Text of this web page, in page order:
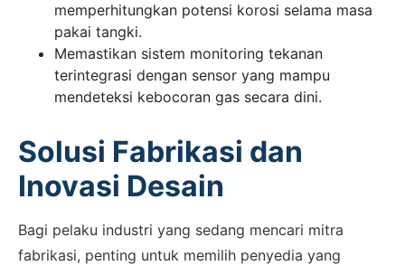
memperhitungkan potensi korosi selama masa
pakai tangki.
Memastikan sistem monitoring tekanan
terintegrasi dengan sensor yang mampu
mendeteksi kebocoran gas secara dini.
Solusi Fabrikasi dan
Inovasi Desain
Bagi pelaku industri yang sedang mencari mitra
fabrikasi, penting untuk memilih penyedia yang